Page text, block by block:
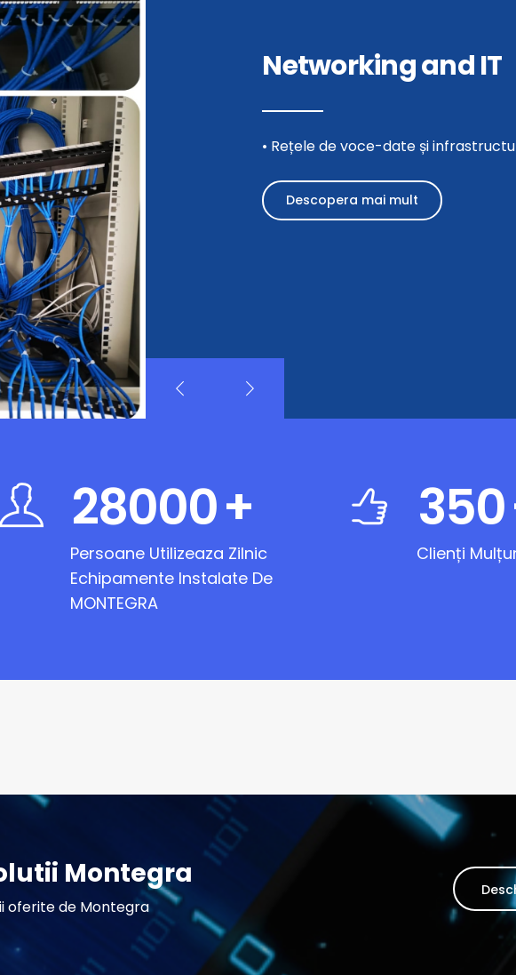
Networking and IT
• Rețele de voce-date și
Descopera mai mult
28000+
Persoane Utilizeaza Zilnic
Echipamente Instalate De
MONTEGRA
350
Clienți
Montegra
oferite de Montegra